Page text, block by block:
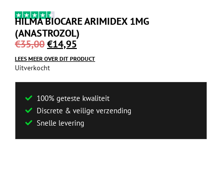
HILMA BIOCARE ARIMIDEX 1MG
(ANASTROZOL)
€35,00€14,95
LEES MEER OVER DIT PRODUCT
Uitverkocht
100% geteste kwaliteit
Discrete & veilige verzending
Snelle levering